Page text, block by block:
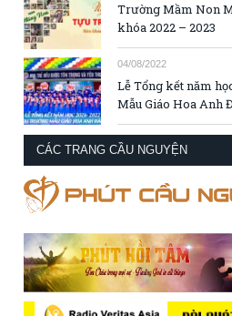
Trường Mầm Non
khóa 2022 – 2023
04/08/2022
Lễ Tổng kết năm
Mẫu Giáo Hoa Anh
CÁC TRANG CẦU NGUYỆN